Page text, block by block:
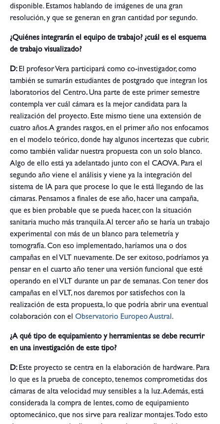
disponible. Estamos hablando de imágenes de una gran
resolución, y que se generan en gran cantidad por segundo.
¿Quiénes integrarán el equipo de trabajo? ¿cuál es el esquema
de trabajo visualizado?
D:El profesor Vera participará como co-investigador, como
también se sumarán estudiantes de postgrado que integran los
laboratorios del Centro.Una parte de este primer semestre
contempla ver cuál cámara es la mejor candidata para la
realización del proyecto. Este mismo tiene una extensión de
cuatro años. A grandes rasgos, en el primer año nos enfocamos
en el modelo teórico, donde hay algunos incertezas que cubrir,
como también validar nuestra propuesta con un solo blanco.
Algo de ello está ya adelantado junto con el CAOVA. Para el
segundo año viene el análisis y viene ya la integración del
sistema de IA para que procese lo que le está llegando de las
cámaras. Pensamos a finales de ese año, hacer una campaña,
que es bien probable que se pueda hacer, con la situación
sanitaria mucho más tranquila. Al tercer año se haría un trabajo
experimental con más de un blanco para telemetría y
tomografía. Con eso implementado, haríamos una o dos
campañas en el VLT nuevamente. De ser exitoso, podríamos ya
pensar en el cuarto año tener una versión funcional que esté
operando en el VLT durante un par de semanas. Con tener dos
campañas en el VLT, nos daremos por satisfechos con la
realización de esta propuesta, lo que podría abrir una eventual
colaboración con el Observatorio Europeo Austral.
¿A qué tipo de equipamiento y herramientas se debe recurrir
en una investigación de este tipo?
D:Este proyecto se centra en la elaboración de hardware. Para
lo que es la prueba de concepto, tenemos comprometidas dos
cámaras de alta velocidad muy sensibles a la luz. Además, está
considerada la compra de lentes, como de equipamiento
optomecánico, que nos sirve para realizar montajes. Todo esto